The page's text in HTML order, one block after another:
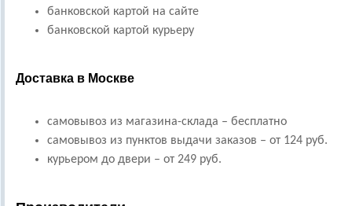
банковской картой на сайте
банковской картой курьеру
Доставка в Москве
самовывоз из магазина-склада – бесплатно
самовывоз из пунктов выдачи заказов – от 124 руб.
курьером до двери – от 249 руб.